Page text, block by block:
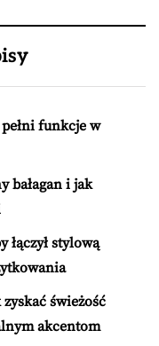
funkcje w
bałagan i jak
stylową
świeżość
akcentom